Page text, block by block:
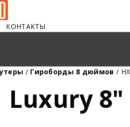
КОНТАКТЫ
/ Гироборды 8 дюймов /
Luxury